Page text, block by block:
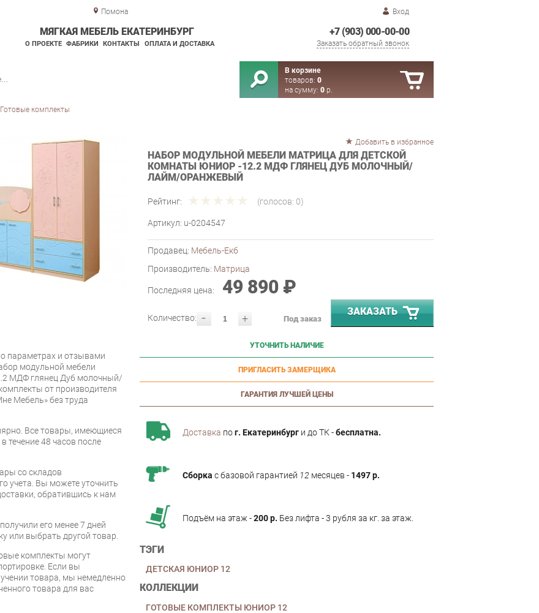
Помона Вход
+7 (903) 000-00-00
Заказать обратный звонок
МЯГКАЯ МЕБЕЛЬ ЕКАТЕРИНБУРГ
О ПРОЕКТЕ ФАБРИКИ КОНТАКТЫ ОПЛАТА И ДОСТАВКА
В корзине
товаров: 0
на сумму: 0 р.
Готовые комплекты
Добавить в избранное
НАБОР МОДУЛЬНОЙ МЕБЕЛИ МАТРИЦА ДЛЯ ДЕТСКОЙ
КОМНАТЫ ЮНИОР -12.2 МДФ ГЛЯНЕЦ ДУБ МОЛОЧНЫЙ/
ЛАЙМ/ОРАНЖЕВЫЙ
Рейтинг: (голосов: 0)
Артикул: u-0204547
Продавец: Мебель-Екб
Производитель: Матрица
Последняя цена: 49 890 ₽
- +
Количество: Под заказ
ЗАКАЗАТЬ
УТОЧНИТЬ НАЛИЧИЕ
ПРИГЛАСИТЬ ЗАМЕРЩИКА
ГАРАНТИЯ ЛУЧШЕЙ ЦЕНЫ
Доставка пог. Екатеринбург и до ТК -бесплатна.
Сборка с базовой гарантией 12 месяцев - 1497 р.
Подъём на этаж -200 р. Без лифта - 3 рубля за кг. за этаж.
ТЭГИ
ДЕТСКАЯ ЮНИОР 12
КОЛЛЕКЦИИ
ГОТОВЫЕ КОМПЛЕКТЫ ЮНИОР 12
параметрах и отзывами
модульной мебели
МДФ глянец Дуб молочный/
от производителя
Мебель» без труда
Все товары, имеющиеся
течение 48 часов после
со складов
учета. Вы можете уточнить
обратившись к нам
его менее 7 дней
или выбрать другой товар.
комплекты могут
Если вы
товара, мы немедленно
товара для вас